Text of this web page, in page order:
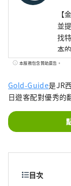
【
並
找
本
本服務包含贊助廣告。
Gold-Guide是JR
日遊客配對優秀的
目次